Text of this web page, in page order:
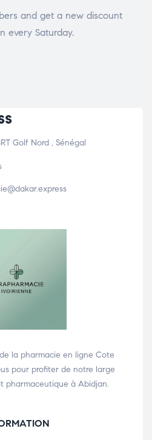
and get a new discount
every Saturday.
Golf Nord , Sénégal
la pharmacie en ligne Cote
pour profiter de notre large
pharmaceutique à Abidjan.